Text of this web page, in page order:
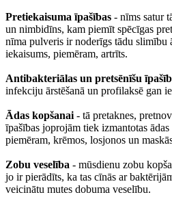
Pretiekaisuma īpašības - nīms satur
un nimbidīns, kam piemīt spēcīgas
nīma pulveris ir noderīgs tādu slimību
iekaisums, piemēram, artrīts.
Antibakteriālas un pretsēnīšu
infekciju ārstēšanā un profilaksē gan
Ādas kopšanai - tā pretaknes,
īpašības joprojām tiek izmantotas
piemēram, krēmos, losjonos un
Zobu veselība - mūsdienu zobu
jo ir pierādīts, ka tas cīnās ar
veicinātu mutes dobuma veselību.